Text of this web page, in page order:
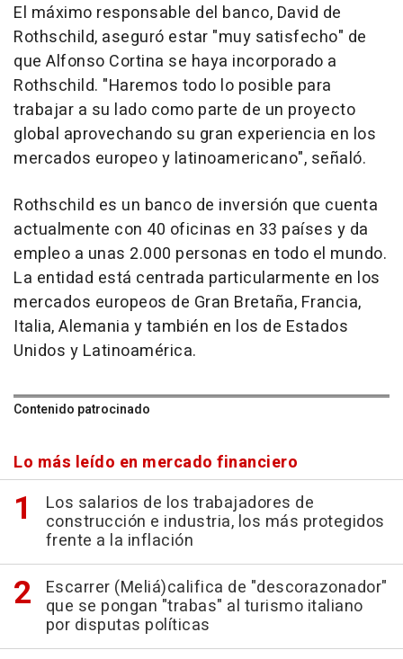
El máximo responsable del banco, David de
Rothschild, aseguró estar "muy satisfecho" de
que Alfonso Cortina se haya incorporado a
Rothschild. "Haremos todo lo posible para
trabajar a su lado como parte de un proyecto
global aprovechando su gran experiencia en los
mercados europeo y latinoamericano", señaló.
Rothschild es un banco de inversión que cuenta
actualmente con 40 oficinas en 33 países y da
empleo a unas 2.000 personas en todo el mundo.
La entidad está centrada particularmente en los
mercados europeos de Gran Bretaña, Francia,
Italia, Alemania y también en los de Estados
Unidos y Latinoamérica.
Contenido patrocinado
Lo más leído en mercado financiero
Los salarios de los trabajadores de
construcción e industria, los más protegidos
frente a la inflación
Escarrer (Meliá)califica de "descorazonador"
que se pongan "trabas" al turismo italiano
por disputas políticas